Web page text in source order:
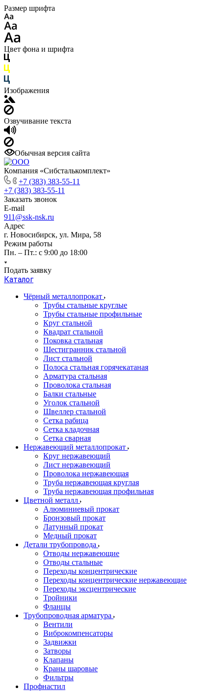
Размер шрифта
Цвет фона и шрифта
Изображения
Озвучивание текста
Обычная версия сайта
Компания «Сибсталькомплект»
+7 (383) 383-55-11
+7 (383) 383-55-11
Заказать звонок
E-mail
911@ssk-nsk.ru
Адрес
г. Новосибирск, ул. Мира, 58
Режим работы
Пн. – Пт.: с 9:00 до 18:00
Подать заявку
Каталог
Чёрный металлопрокат
Трубы стальные круглые
Трубы стальные профильные
Круг стальной
Квадрат стальной
Поковка стальная
Шестигранник стальной
Лист стальной
Полоса стальная горячекатаная
Арматура стальная
Проволока стальная
Балки стальные
Уголок стальной
Швеллер стальной
Сетка рабица
Сетка кладочная
Сетка сварная
Нержавеющий металлопрокат
Круг нержавеющий
Лист нержавеющий
Проволока нержавеющая
Труба нержавеющая круглая
Труба нержавеющая профильная
Цветной металл
Алюминиевый прокат
Бронзовый прокат
Латунный прокат
Медный прокат
Детали трубопровода
Отводы нержавеющие
Отводы стальные
Переходы концентрические
Переходы концентрические нержавеющие
Переходы эксцентрические
Тройники
Фланцы
Трубопроводная арматура
Вентили
Виброкомпенсаторы
Задвижки
Затворы
Клапаны
Краны шаровые
Фильтры
Профнастил